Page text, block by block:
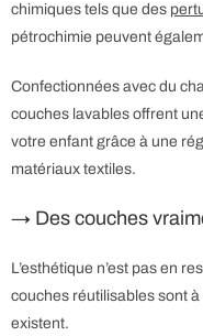
chimiques tels que des
pétrochimie peuvent
Confectionnées avec du
couches lavables offrent
votre enfant grâce à une
matériaux textiles.
→ Des couches
L’esthétique n’est pas en
couches réutilisables sont
existent.